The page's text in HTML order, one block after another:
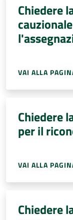
Chiedere
VAI ALLA
Chiedere
per il
VAI ALLA
Chiedere